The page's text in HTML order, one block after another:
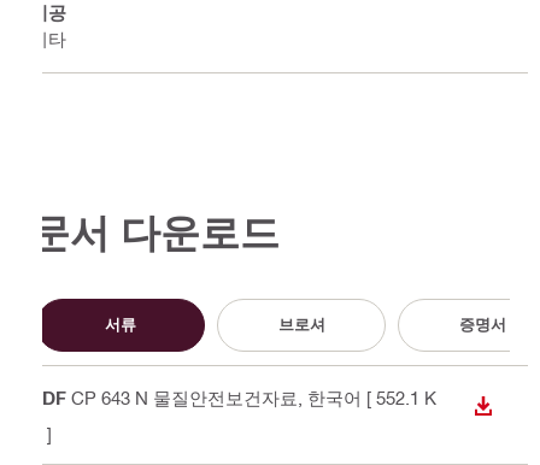
시공
기타
문서 다운로드
서류 브로셔 증명서
PDF CP 643 N 물질안전보건자료 , 한국어 [ 552.1 K
B ]
다운로